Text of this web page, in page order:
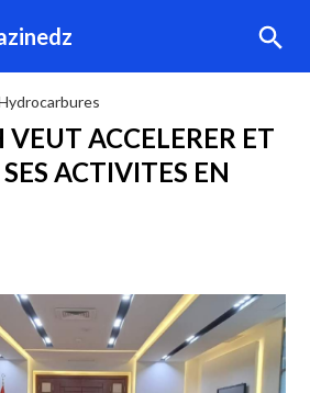
ACCELERER ET
ACTIVITES EN